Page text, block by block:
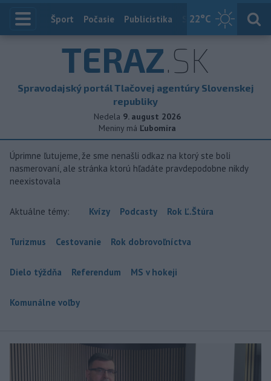
22°C
Index
Šport Počasie Publicistika Slovensko
TERAZ.SK
Spravodajský portál Tlačovej agentúry Slovenskej
republiky
Nedela 9. august 2026
Meniny má Ľubomíra
Úprimne ľutujeme, že sme nenašli odkaz na ktorý ste boli
nasmerovaní, ale stránka ktorú hľadáte pravdepodobne nikdy
neexistovala
Aktuálne témy: Kvízy Podcasty Rok Ľ.Štúra
Turizmus Cestovanie Rok dobrovoľníctva
Dielo týždňa Referendum MS v hokeji
Komunálne voľby